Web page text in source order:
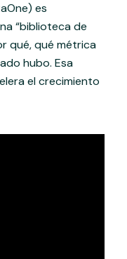
es
“biblioteca de
qué, qué métrica
hubo. Esa
el crecimiento